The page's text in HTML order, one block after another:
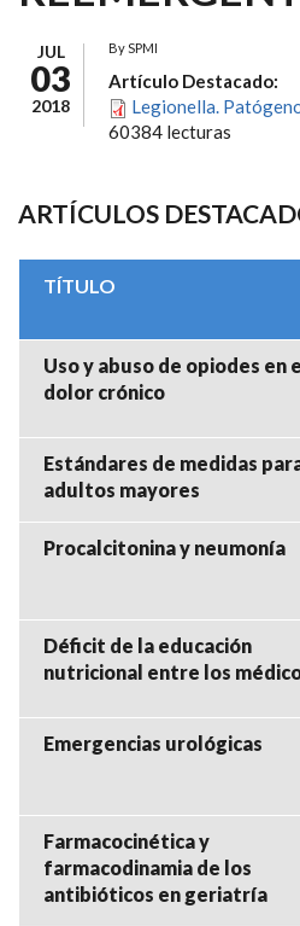
JUL
03
2018
BySPMI
Artículo Destacado:
Legionella.
60384 lecturas
ARTÍCULOS
TÍTULO
Uso y abuso de opiodes en
dolor crónico
Estándares de medidas
adultos mayores
Procalcitonina y neumonía
Déficit de la educación
nutricional entre los
Emergencias urológicas
Farmacocinética y
farmacodinamia de los
antibióticos en geriatría